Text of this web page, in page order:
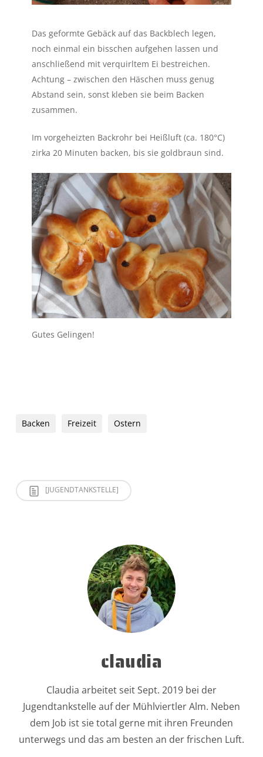
Das geformte Gebäck auf das Backblech legen,
noch einmal ein bisschen aufgehen lassen und
anschließend mit verquirltem Ei bestreichen.
Achtung – zwischen den Häschen muss genug
Abstand sein, sonst kleben sie beim Backen
zusammen.
Im vorgeheizten Backrohr bei Heißluft (ca. 180°C)
zirka 20 Minuten backen, bis sie goldbraun sind.
Gutes Gelingen!
Backen Freizeit Ostern
[JUGENDTANKSTELLE]
claudia
Claudia arbeitet seit Sept. 2019 bei der
Jugendtankstelle auf der Mühlviertler Alm. Neben
dem Job ist sie total gerne mit ihren Freunden
unterwegs und das am besten an der frischen Luft.